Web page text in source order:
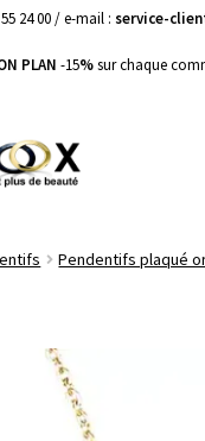
24 00 / e-mail : service-
PLAN -15%sur chaque
Pendentifs plaqué